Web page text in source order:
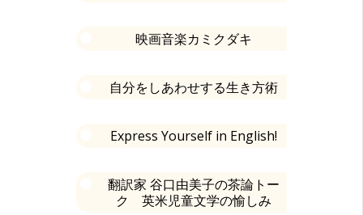
映画音楽カミクダキ
自分をしあわせする生き方術
Express Yourself in English!
翻訳家 谷口由美子の茶論トー
ク 英米児童文学の愉しみ